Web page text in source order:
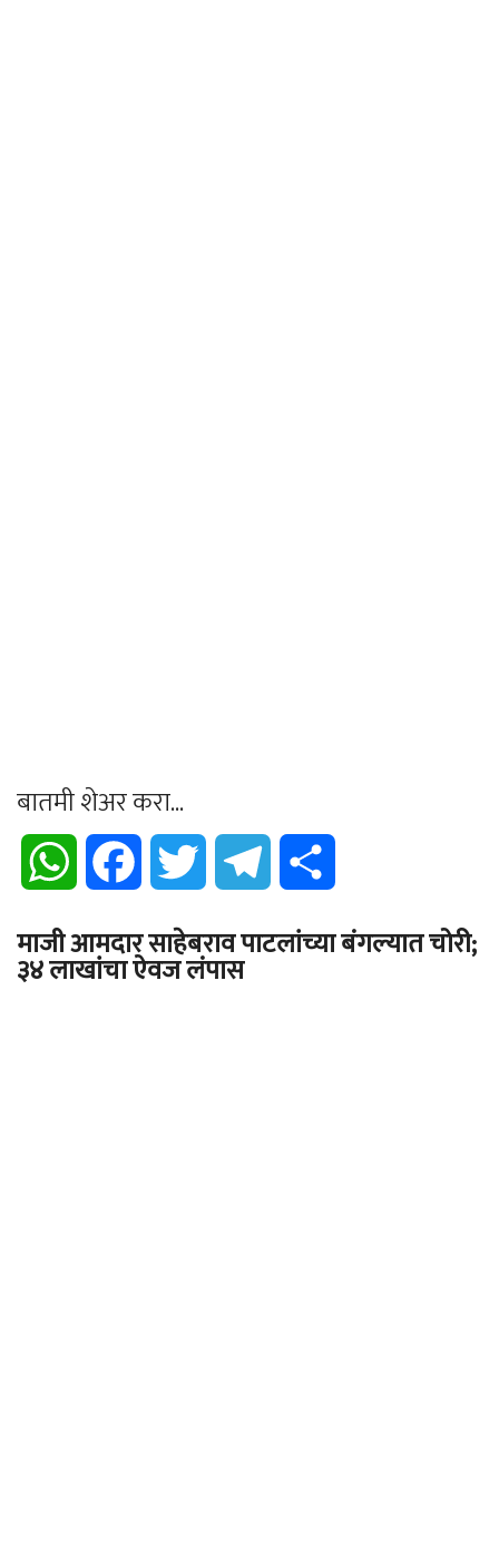
बातमी शेअर करा...
WhatsApp Facebook Twitter Telegram
माजी आमदार साहेबराव पाटलांच्या बंगल्यात चोरी;
३४ लाखांचा ऐवज लंपास